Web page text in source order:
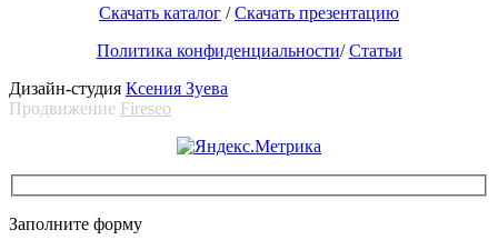
Скачать каталог / Скачать презентацию
Политика конфиденциальности/Статьи
Дизайн-студия Ксения Зуева
Продвижение Fireseo
Заполните форму